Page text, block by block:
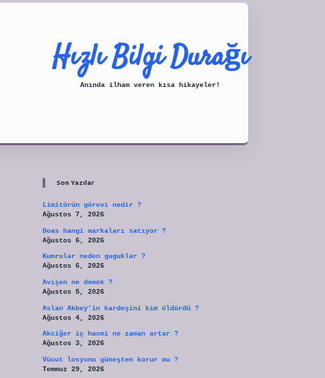
Hızlı Bilgi Durağı
Anında ilham veren kısa hikayeler!
Son Yazılar
Limitörün görevi nedir ?
Ağustos 7, 2026
Doas hangi markaları satıyor ?
Ağustos 6, 2026
Kumrular neden guguklar ?
Ağustos 6, 2026
Avişen ne demek ?
Ağustos 5, 2026
Aslan Akbey’in kardeşini kim öldürdü ?
Ağustos 4, 2026
Akciğer iç hacmi ne zaman artar ?
Ağustos 3, 2026
Vücut losyonu güneşten korur mu ?
Temmuz 29, 2026